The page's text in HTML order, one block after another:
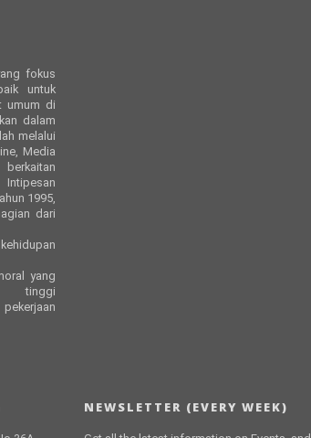
fokus
untuk
umum di
dalam
melalui
Media
1995,
dari
yang
tinggi
NEWSLETTER (EVERY WEEK)